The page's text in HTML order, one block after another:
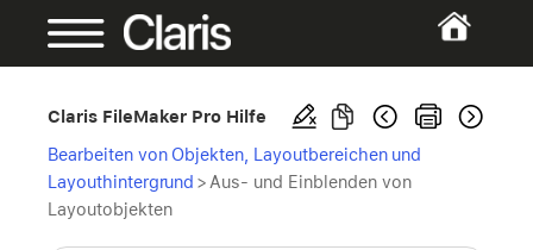
Claris FileMaker Pro Hilfe
Bearbeiten von Objekten, Layoutbereichen und
Layouthintergrund > Aus- und Einblenden von
Layoutobjekten